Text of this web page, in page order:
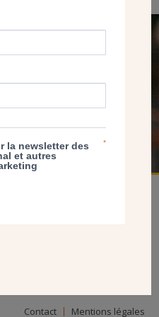
DON
Contact Mentions légales
la newsletter des
et autres
*